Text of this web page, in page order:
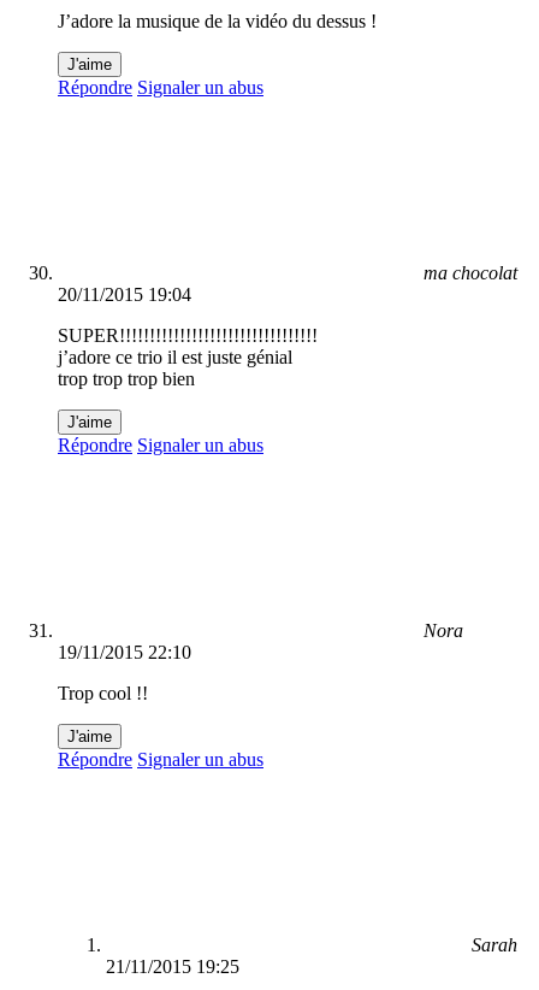
J’adore la musique de la vidéo du dessus !
J'aime
Répondre Signaler un abus
ma chocolat
20/11/2015 19:04
SUPER!!!!!!!!!!!!!!!!!!!!!!!!!!!!!!!!!
j’adore ce trio il est juste génial
trop trop trop bien
J'aime
Répondre Signaler un abus
Nora
19/11/2015 22:10
Trop cool !!
J'aime
Répondre Signaler un abus
Sarah
21/11/2015 19:25